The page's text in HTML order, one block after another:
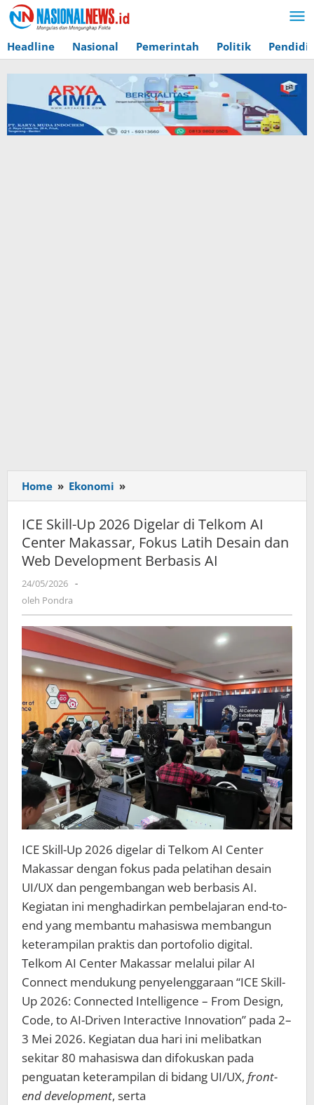
Lewati
ke
konten
Headline Nasional Pemerintah Politik
Home » Ekonomi »
Skill-
Up
2026
Digelar
di
Makassar,
Latih
Desain
dan
Web
Development
Berbasis
AI
ICE Skill-Up 2026 Digelar di Telkom AI
Center Makassar, Fokus Latih Desain dan
Web Development Berbasis AI
24/05/2026 oleh
-
oleh Pondra
ICE Skill-Up 2026 digelar di Telkom AI Center
Makassar dengan fokus pada pelatihan desain
UI/UX dan pengembangan web berbasis AI.
Kegiatan ini menghadirkan pembelajaran end-to-
end yang membantu mahasiswa membangun
keterampilan praktis dan portofolio digital.
Telkom AI Center Makassar melalui pilar AI
Connect mendukung penyelenggaraan “ICE Skill-
Up 2026: Connected Intelligence – From Design,
Code, to AI-Driven Interactive Innovation” pada 2–
3 Mei 2026. Kegiatan dua hari ini melibatkan
sekitar 80 mahasiswa dan difokuskan pada
penguatan keterampilan di bidang UI/UX, front-
end development, serta